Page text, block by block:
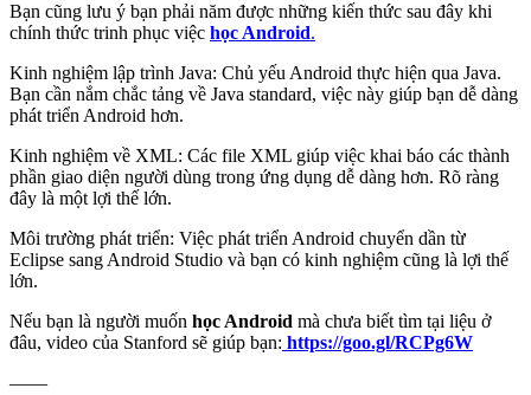
Bạn cũng lưu ý bạn phải năm được những kiến thức sau đây khi
chính thức trinh phục việc học Android.
Kinh nghiệm lập trình Java: Chủ yếu Android thực hiện qua Java.
Bạn cần nắm chắc tảng về Java standard, việc này giúp bạn dễ dàng
phát triển Android hơn.
Kinh nghiệm về XML: Các file XML giúp việc khai báo các thành
phần giao diện người dùng trong ứng dụng dễ dàng hơn. Rõ ràng
đây là một lợi thế lớn.
Môi trường phát triển: Việc phát triển Android chuyển dần từ
Eclipse sang Android Studio và bạn có kinh nghiệm cũng là lợi thế
lớn.
Nếu bạn là người muốn học Android mà chưa biết tìm tại liệu ở
đâu, video của Stanford sẽ giúp bạn: https://goo.gl/RCPg6W
——